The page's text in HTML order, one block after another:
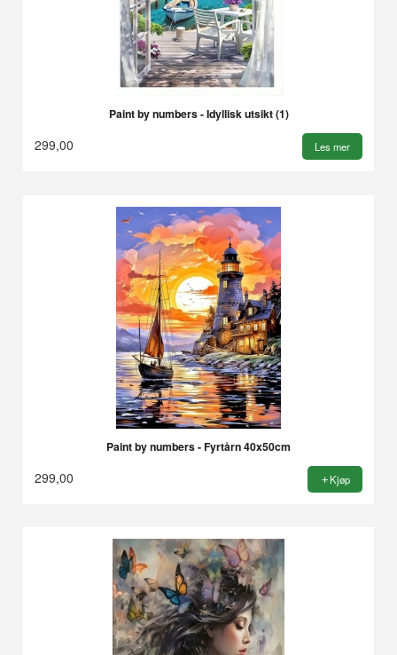
Paint by numbers - Idyllisk utsikt (1)
299,00 Les mer
Paint by numbers - Fyrtårn 40x50cm
299,00 Kjøp